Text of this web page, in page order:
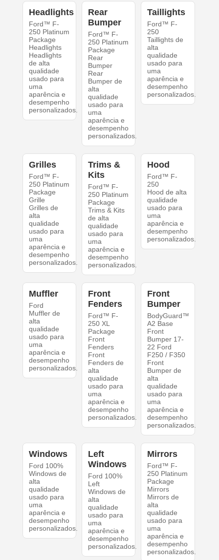
Headlights
Ford™ F-
250 Platinum
Package
Headlights
Headlights
de alta
qualidade
usado para
uma
aparência e
desempenho
personalizados.
Rear
Bumper
Ford™ F-
250 Platinum
Package
Rear
Bumper
Rear
Bumper de
alta
qualidade
usado para
uma
aparência e
desempenho
personalizados.
Taillights
Ford™ F-
250
Taillights de
alta
qualidade
usado para
uma
aparência e
desempenho
personalizados.
Grilles
Ford™ F-
250 Platinum
Package
Grille
Grilles de
alta
qualidade
usado para
uma
aparência e
desempenho
personalizados.
Trims &
Kits
Ford™ F-
250 Platinum
Package
Trims & Kits
de alta
qualidade
usado para
uma
aparência e
desempenho
personalizados.
Hood
Ford™ F-
250
Hood de alta
qualidade
usado para
uma
aparência e
desempenho
personalizados.
Muffler
Ford
Muffler de
alta
qualidade
usado para
uma
aparência e
desempenho
personalizados.
Front
Fenders
Ford™ F-
250 XL
Package
Front
Fenders
Front
Fenders de
alta
qualidade
usado para
uma
aparência e
desempenho
personalizados.
Front
Bumper
BodyGuard™
A2 Base
Front
Bumper 17-
22 Ford
F250 / F350
Front
Bumper de
alta
qualidade
usado para
uma
aparência e
desempenho
personalizados.
Windows
Ford 100%
Windows de
alta
qualidade
usado para
uma
aparência e
desempenho
personalizados.
Left
Windows
Ford 100%
Left
Windows de
alta
qualidade
usado para
uma
aparência e
desempenho
personalizados.
Mirrors
Ford™ F-
250 Platinum
Package
Mirrors
Mirrors de
alta
qualidade
usado para
uma
aparência e
desempenho
personalizados.